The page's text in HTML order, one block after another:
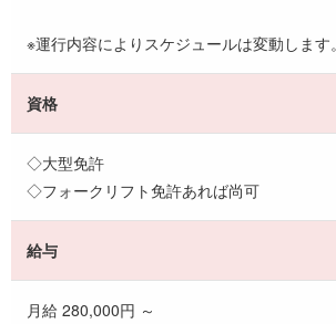
※運行内容によりスケジュールは変動します。
資格
◇大型免許
◇フォークリフト免許あれば尚可
給与
月給 280,000円 ～